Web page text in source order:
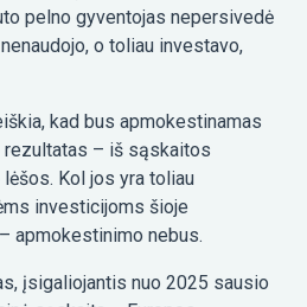
pelno gyventojas nepersivedė
o toliau investavo,
kad bus apmokestinamas
– iš sąskaitos
Kol jos yra toliau
investicijoms šioje
apmokestinimo nebus.
įsigaliojantis nuo 2025 sausio